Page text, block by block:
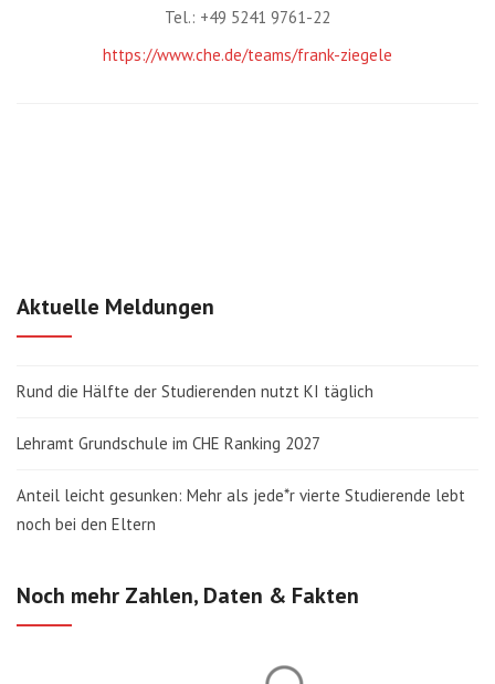
Tel.: +49 5241 9761-22
https://www.che.de/teams/frank-ziegele
Aktuelle Meldungen
Rund die Hälfte der Studierenden nutzt KI täglich
Lehramt Grundschule im CHE Ranking 2027
Anteil leicht gesunken: Mehr als jede*r vierte Studierende lebt
noch bei den Eltern
Noch mehr Zahlen, Daten & Fakten